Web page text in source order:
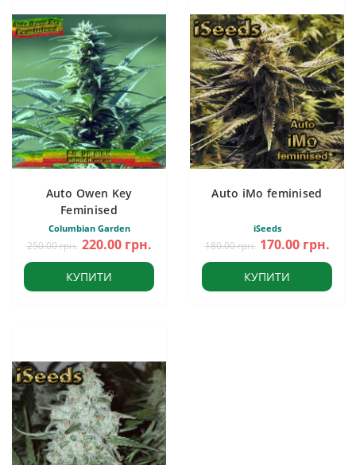
Auto Owen Key
Feminised
Columbian Garden
250.00 грн. 220.00 грн.
КУПИТИ
Auto iMo feminised
iSeeds
180.00 грн. 170.00 грн.
КУПИТИ